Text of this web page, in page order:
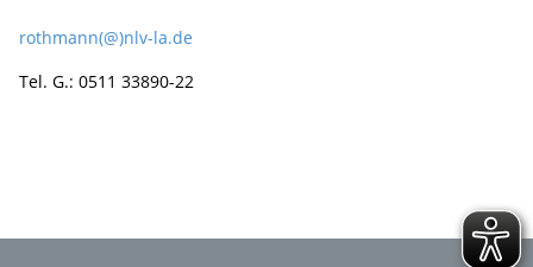
rothmann(@)nlv-la.de
Tel. G.: 0511 33890-22